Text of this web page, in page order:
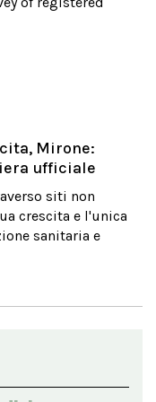
Mirone:
ufficiale
siti non
crescita e l'unica
sanitaria e